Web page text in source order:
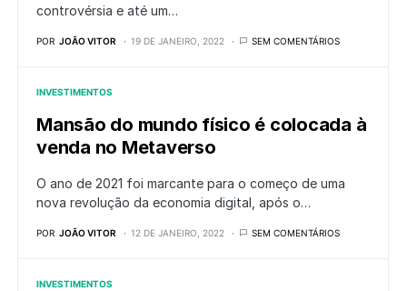
controvérsia e até um…
POR JOÃO VITOR 19 DE JANEIRO, 2022 SEM COMENTÁRIOS
INVESTIMENTOS
Mansão do mundo físico é colocada à
venda no Metaverso
O ano de 2021 foi marcante para o começo de uma
nova revolução da economia digital, após o…
POR JOÃO VITOR 12 DE JANEIRO, 2022 SEM COMENTÁRIOS
INVESTIMENTOS